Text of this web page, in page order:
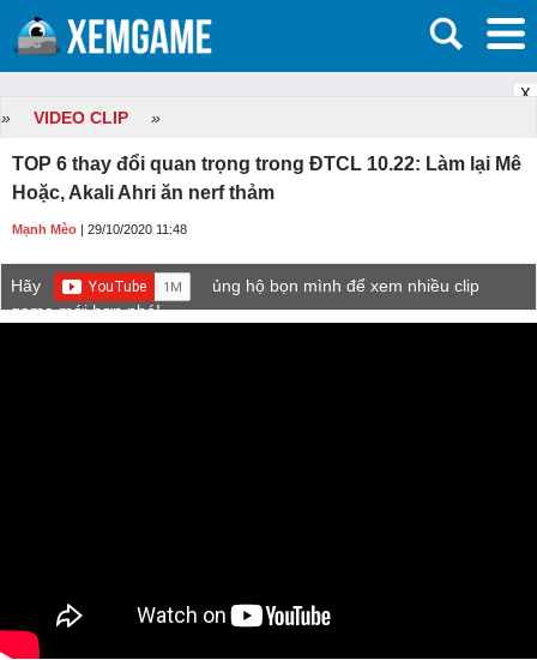
X
» VIDEO CLIP »
TOP 6 thay đổi quan trọng trong ĐTCL 10.22: Làm lại Mê
Hoặc, Akali Ahri ăn nerf thảm
Mạnh Mèo | 29/10/2020 11:48
Hãy
ủng hộ bọn mình để xem nhiều clip
game mới hơn nhé!